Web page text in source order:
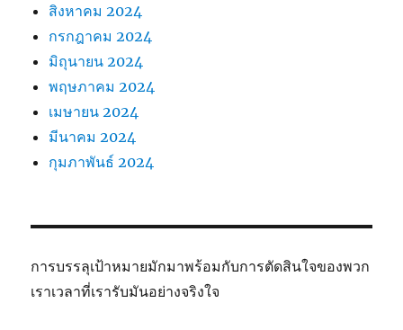
สิงหาคม 2024
กรกฎาคม 2024
มิถุนายน 2024
พฤษภาคม 2024
เมษายน 2024
มีนาคม 2024
กุมภาพันธ์ 2024
การบรรลุเป้าหมายมักมาพร้อมกับการตัดสินใจของพวก
เราเวลาที่เรารับมันอย่างจริงใจ